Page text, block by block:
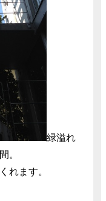
緑溢れ
。
れます。